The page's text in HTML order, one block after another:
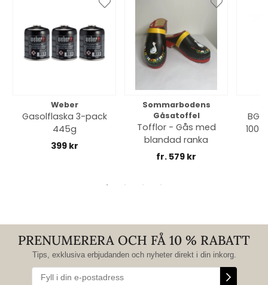
Weber
Gasolflaska 3-pack
445g
399 kr
Sommarbodens
Gåsatoffel
Tofflor - Gås med
blandad ranka
fr. 579 kr
PRENUMERERA OCH FÅ 10 % RABATT
Tips, exklusiva erbjudanden och nyheter direkt i din inkorg.